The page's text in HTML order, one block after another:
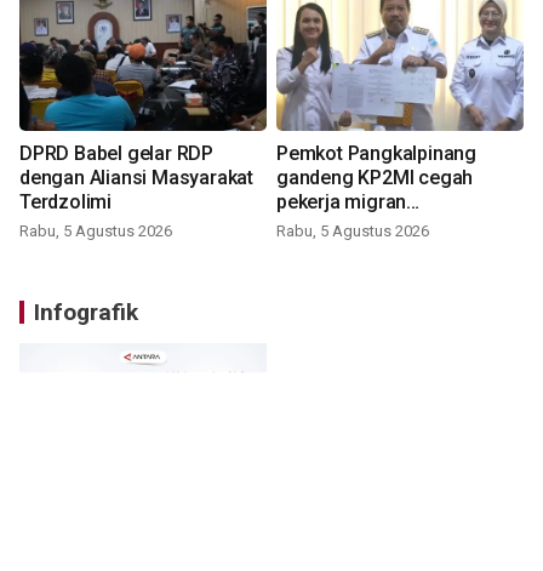
DPRD Babel gelar RDP
dengan Aliansi Masyarakat
Terdzolimi
Rabu, 5 Agustus 2026
Pemkot Pangkalpinang
gandeng KP2MI cegah
pekerja migran
nonprosedural
Rabu, 5 Agustus 2026
Infografik